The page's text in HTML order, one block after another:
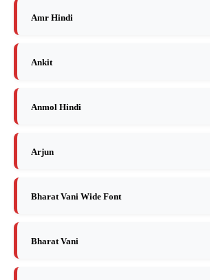
Amr Hindi
Ankit
Anmol Hindi
Arjun
Bharat Vani Wide Font
Bharat Vani